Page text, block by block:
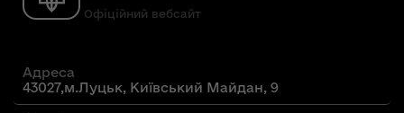
Офіційний вебсайт
Адреса
43027,м.Луцьк, Київський Майдан, 9